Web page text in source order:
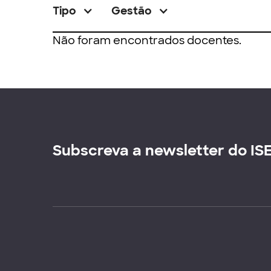
Tipo Gestão
Não foram encontrados docentes.
Subscreva a newsletter do